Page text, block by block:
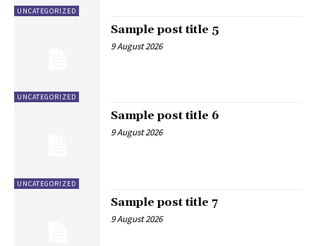
UNCATEGORIZED
UNCATEGORIZED
Sample post title 5
9 August 2026
UNCATEGORIZED
Sample post title 6
9 August 2026
Sample post title 7
9 August 2026